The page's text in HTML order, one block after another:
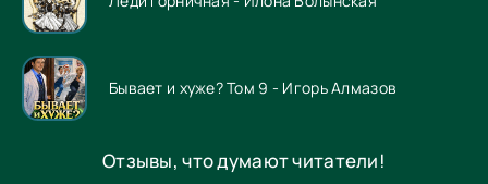
Бывает и хуже? Том 9 - Игорь Алмазов
Отзывы, что думают читатели!